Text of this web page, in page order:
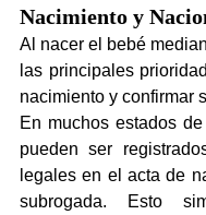
Nacimiento y
Al nacer el bebé
las principales
nacimiento y confirmar
En muchos estados
pueden ser
legales en el acta de
subrogada. Esto